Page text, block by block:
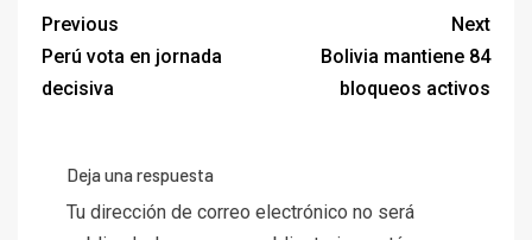
Previous
Perú vota en jornada
decisiva
Next
Bolivia mantiene 84
bloqueos activos
Deja una respuesta
Tu dirección de correo electrónico no será